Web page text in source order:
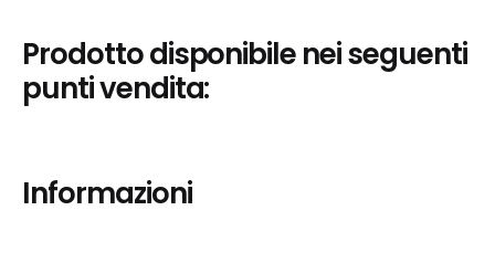
Prodotto disponibile nei seguenti
punti vendita:
Informazioni